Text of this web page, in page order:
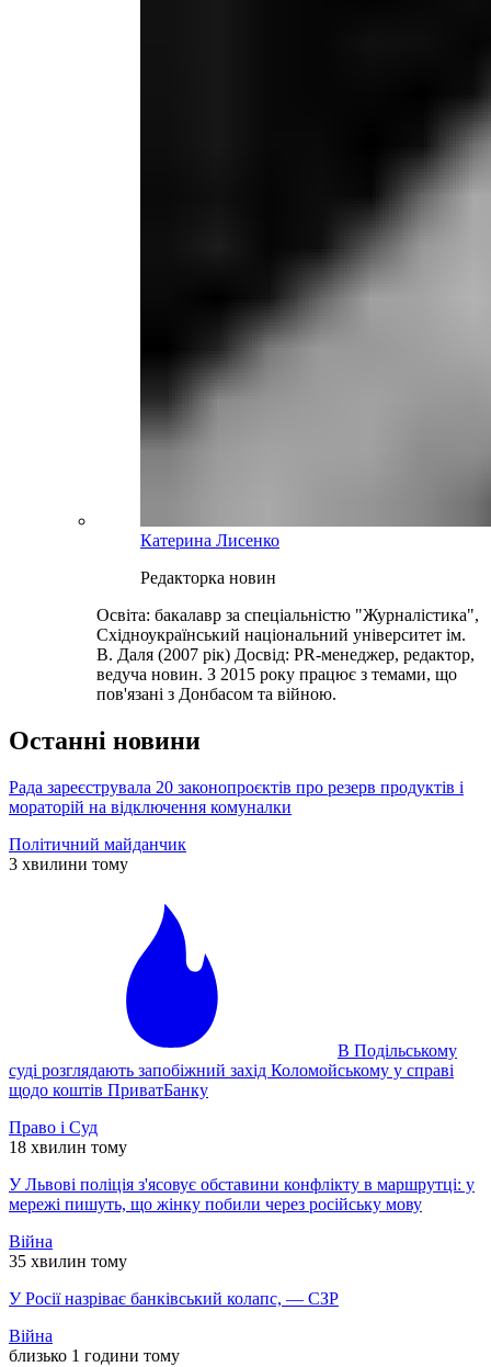
Катерина Лисенко
Редакторка новин
Освіта: бакалавр за спеціальністю "Журналістика",
Східноукраїнський національний університет ім.
В. Даля (2007 рік) Досвід: PR-менеджер, редактор,
ведуча новин. З 2015 року працює з темами, що
пов'язані з Донбасом та війною.
Останні новини
Рада зареєструвала 20 законопроєктів про резерв продуктів і
мораторій на відключення комуналки
Політичний майданчик
3 хвилини тому
В Подільському
суді розглядають запобіжний захід Коломойському у справі
щодо коштів ПриватБанку
Право і Суд
18 хвилин тому
У Львові поліція з'ясовує обставини конфлікту в маршрутці: у
мережі пишуть, що жінку побили через російську мову
Війна
35 хвилин тому
У Росії назріває банківський колапс, — СЗР
Війна
близько 1 години тому